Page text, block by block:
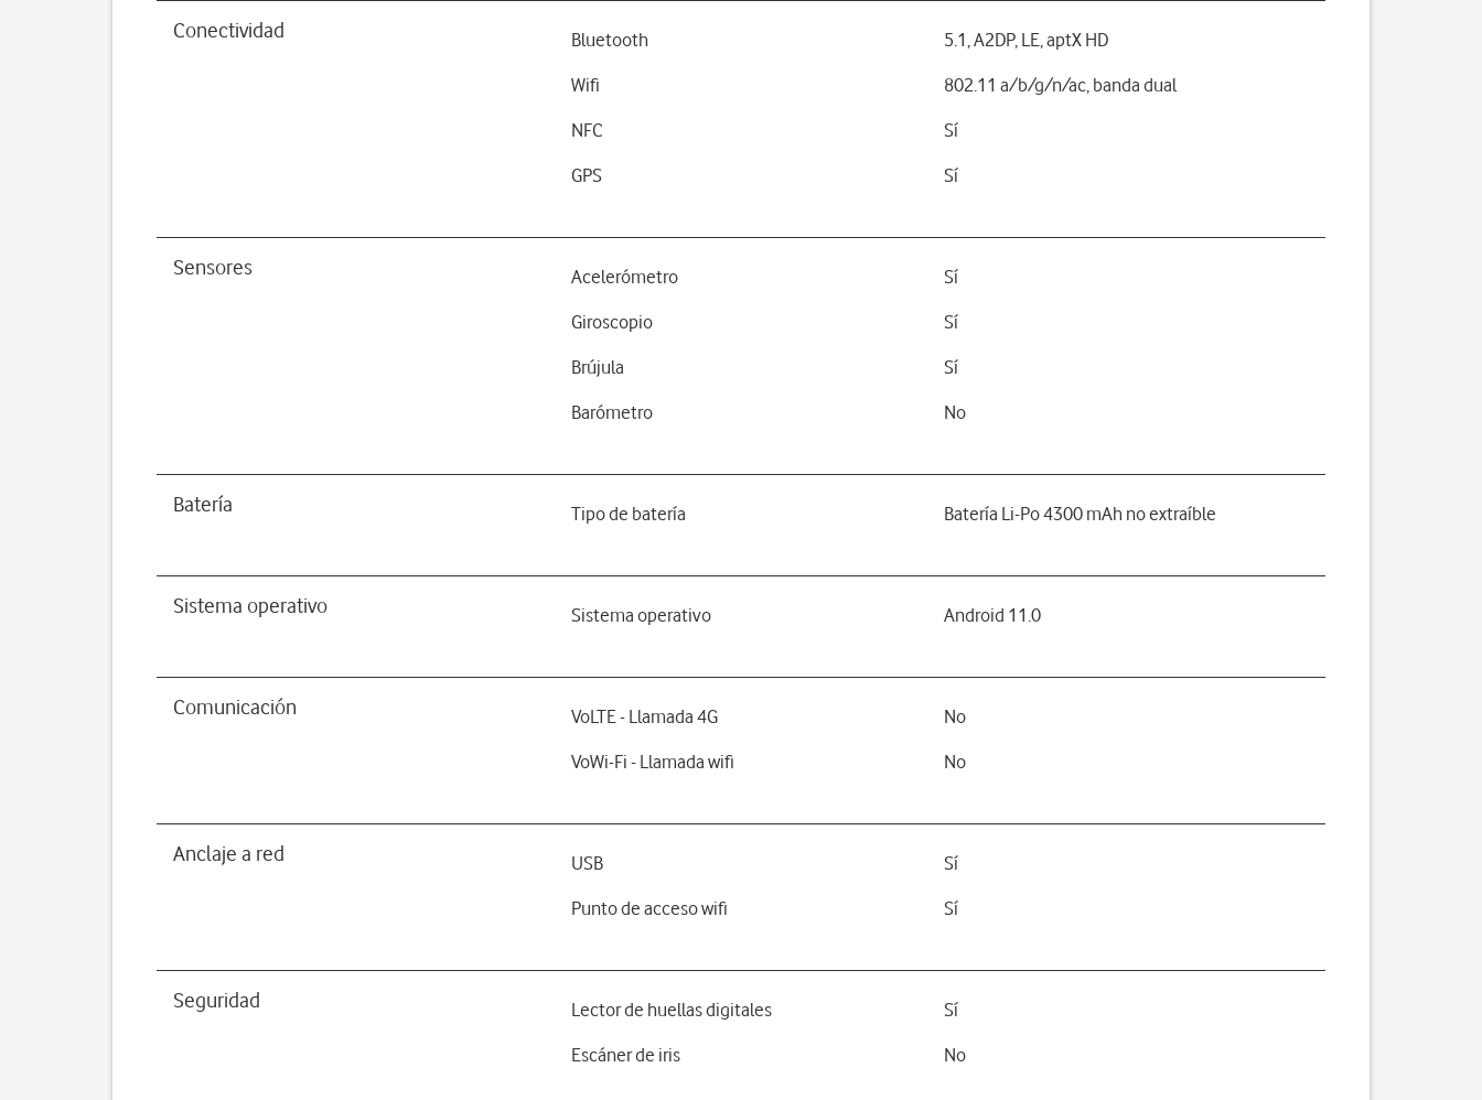
Conectividad Bluetooth 5.1, A2DP, LE, aptX HD
Wifi 802.11 a/b/g/n/ac, banda dual
NFC Sí
GPS Sí
Sensores Acelerómetro Sí
Giroscopio Sí
Brújula Sí
Barómetro No
Batería Tipo de batería Batería Li-Po 4300 mAh no extraíble
Sistema operativo Sistema operativo Android 11.0
Comunicación VoLTE - Llamada 4G No
VoWi-Fi - Llamada wifi No
Anclaje a red USB Sí
Punto de acceso wifi Sí
Seguridad Lector de huellas digitales Sí
Escáner de iris No